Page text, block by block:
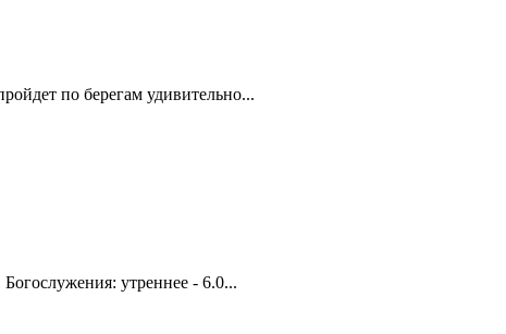
по берегам удивительно...
утреннее - 6.0...